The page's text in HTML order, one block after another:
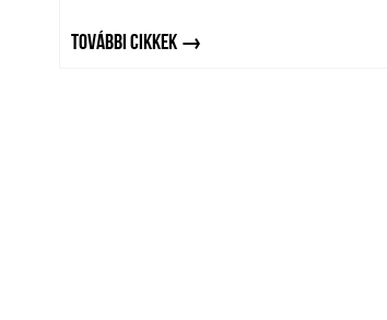
TOVÁBBI CIKKEK